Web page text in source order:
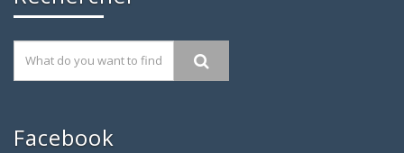
Facebook